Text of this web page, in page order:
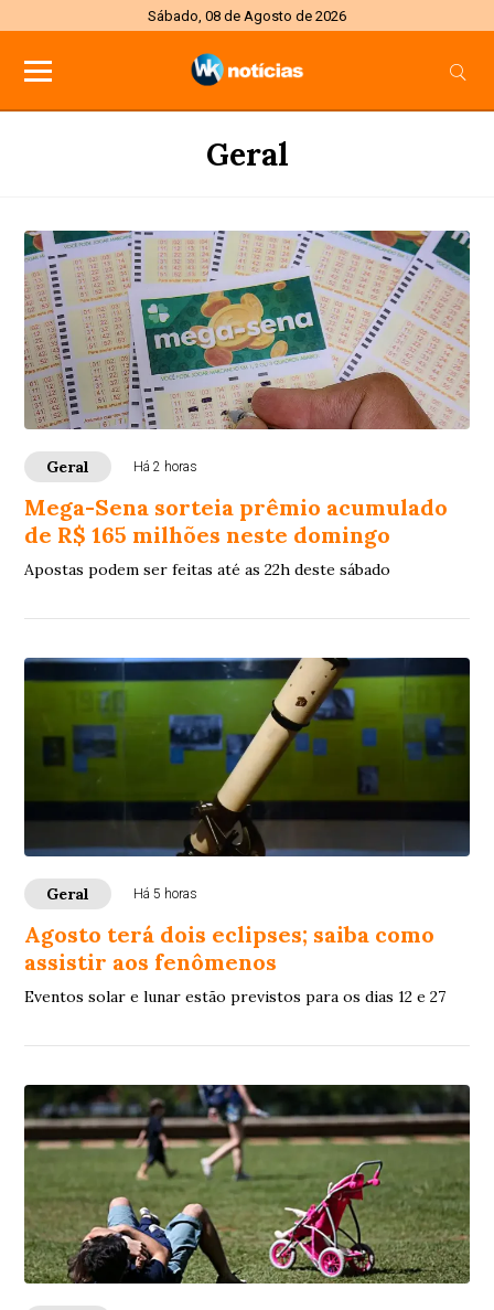
Sábado, 08 de Agosto de 2026
Geral
Geral Há 2 horas
Mega-Sena sorteia prêmio acumulado
de R$ 165 milhões neste domingo
Apostas podem ser feitas até as 22h deste sábado
Geral Há 5 horas
Agosto terá dois eclipses; saiba como
assistir aos fenômenos
Eventos solar e lunar estão previstos para os dias 12 e 27